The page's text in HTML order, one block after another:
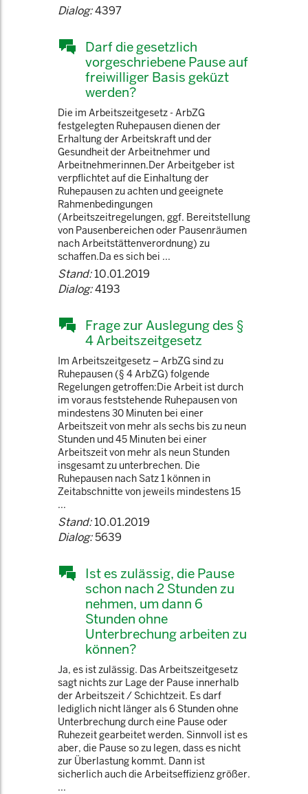
Dialog:4397
Darf die gesetzlich
vorgeschriebene Pause auf
freiwilliger Basis geküzt
werden?
Die im Arbeitszeitgesetz - ArbZG
festgelegten Ruhepausen dienen der
Erhaltung der Arbeitskraft und der
Gesundheit der Arbeitnehmer und
Arbeitnehmerinnen.Der Arbeitgeber ist
verpflichtet auf die Einhaltung der
Ruhepausen zu achten und geeignete
Rahmenbedingungen
(Arbeitszeitregelungen, ggf. Bereitstellung
von Pausenbereichen oder Pausenräumen
nach Arbeitstättenverordnung) zu
schaffen.Da es sich bei ...
Stand:10.01.2019
Dialog:4193
Frage zur Auslegung des §
4 Arbeitszeitgesetz
Im Arbeitszeitgesetz – ArbZG sind zu
Ruhepausen (§ 4 ArbZG) folgende
Regelungen getroffen:Die Arbeit ist durch
im voraus feststehende Ruhepausen von
mindestens 30 Minuten bei einer
Arbeitszeit von mehr als sechs bis zu neun
Stunden und 45 Minuten bei einer
Arbeitszeit von mehr als neun Stunden
insgesamt zu unterbrechen. Die
Ruhepausen nach Satz 1 können in
Zeitabschnitte von jeweils mindestens 15
...
Stand:10.01.2019
Dialog:5639
Ist es zulässig, die Pause
schon nach 2 Stunden zu
nehmen, um dann 6
Stunden ohne
Unterbrechung arbeiten zu
können?
Ja, es ist zulässig. Das Arbeitszeitgesetz
sagt nichts zur Lage der Pause innerhalb
der Arbeitszeit / Schichtzeit. Es darf
lediglich nicht länger als 6 Stunden ohne
Unterbrechung durch eine Pause oder
Ruhezeit gearbeitet werden. Sinnvoll ist es
aber, die Pause so zu legen, dass es nicht
zur Überlastung kommt. Dann ist
sicherlich auch die Arbeitseffizienz größer.
...